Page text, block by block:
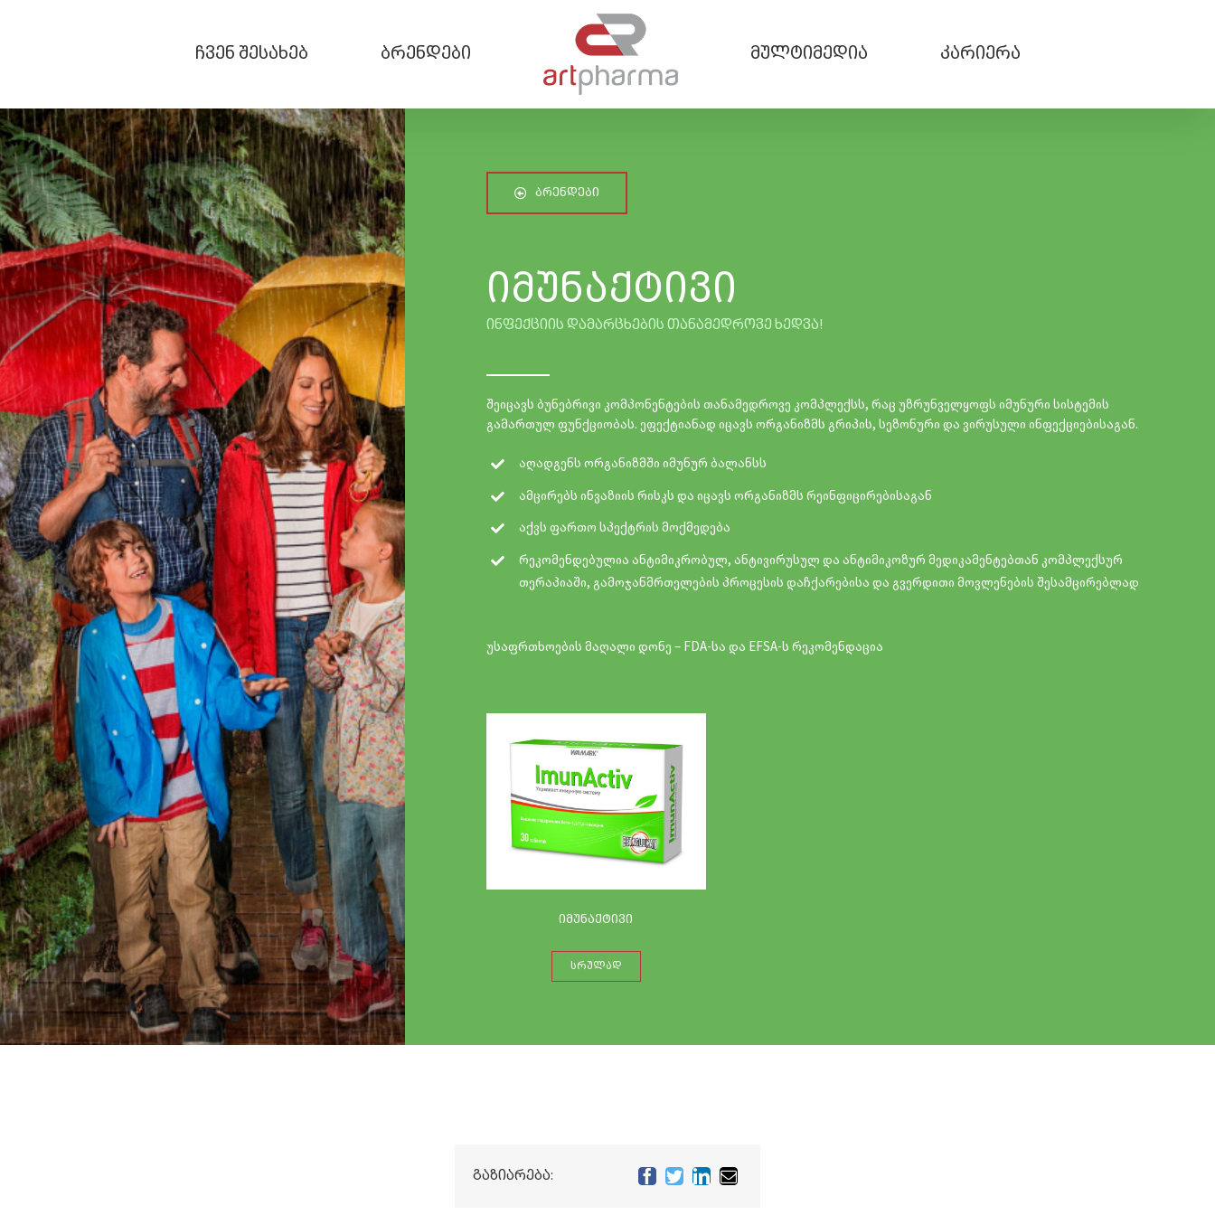
ჩვენ შესახებ ბრენდები მულტიმედია კარიერა
ᲑᲠᲔᲜᲓᲔᲑᲘ
იმუნაქტივი
ინფექციის დამარცხების თანამედროვე ხედვა!
შეიცავს ბუნებრივი კომპონენტების თანამედროვე კომპლექსს, რაც უზრუნველყოფს იმუნური სისტემის
გამართულ ფუნქციობას. ეფექტიანად იცავს ორგანიზმს გრიპის, სეზონური და ვირუსული ინფექციებისაგან.
აღადგენს ორგანიზმში იმუნურ ბალანსს
ამცირებს ინვაზიის რისკს და იცავს ორგანიზმს რეინფიცირებისაგან
აქვს ფართო სპექტრის მოქმედება
რეკომენდებულია ანტიმიკრობულ, ანტივირუსულ და ანტიმიკოზურ მედიკამენტებთან კომპლექსურ
თერაპიაში, გამოჯანმრთელების პროცესის დაჩქარებისა და გვერდითი მოვლენების შესამცირებლად
უსაფრთხოების მაღალი დონე – FDA-სა და EFSA-ს რეკომენდაცია
იმუნაქტივი
ᲡᲠᲣᲚᲐᲓ
გაზიარება: